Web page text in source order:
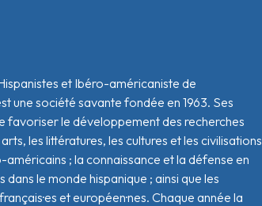
et Ibéro-américaniste de
une société savante fondée en 1963. Ses
favoriser le développement des recherches
les littératures, les cultures et les civilisations
; la connaissance et la défense en
le monde hispanique ; ainsi que les
et européen·nes. Chaque année la